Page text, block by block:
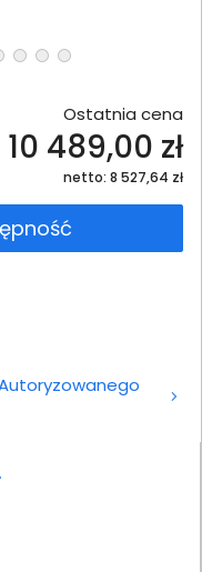
Ostatnia cena
10 489,00 zł
netto: 8 527,64 zł